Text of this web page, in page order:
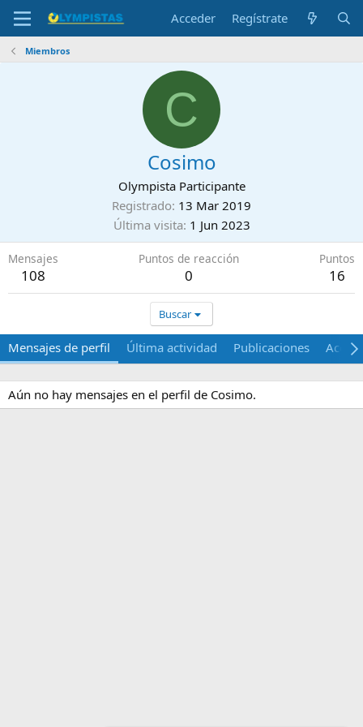
Acceder Regístrate
Miembros
C
Cosimo
Olympista Participante
Registrado 13 Mar 2019
Última visita 1 Jun 2023
Mensajes
108
Puntos de reacción
0
Puntos
16
Buscar
Mensajes de perfil Última actividad Publicaciones Acerca
Aún no hay mensajes en el perfil de Cosimo.